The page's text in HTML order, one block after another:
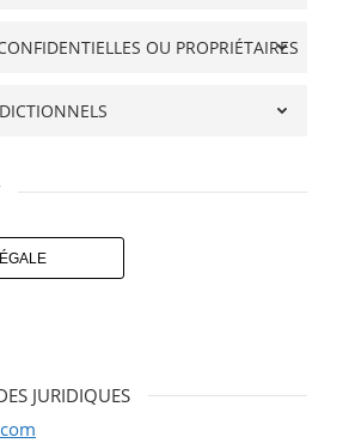
OU PROPRIÉTAIRES
JURIDIQUES